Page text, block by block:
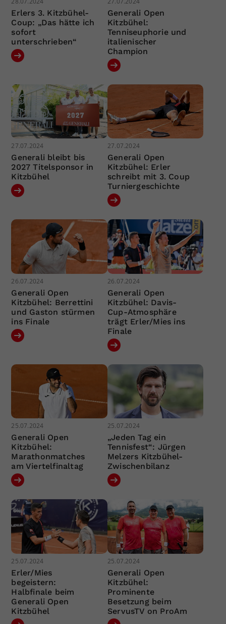
Erlers 3. Kitzbühel-
Coup: „Das hätte ich
sofort
unterschrieben“
Generali Open
Kitzbühel:
Tenniseuphorie und
italienischer
Champion
27.07.2024
Generali bleibt bis
2027 Titelsponsor in
Kitzbühel
27.07.2024
Generali Open
Kitzbühel: Erler
schreibt mit 3. Coup
Turniergeschichte
26.07.2024
Generali Open
Kitzbühel: Berrettini
und Gaston stürmen
ins Finale
26.07.2024
Generali Open
Kitzbühel: Davis-
Cup-Atmosphäre
trägt Erler/Mies ins
Finale
25.07.2024
Generali Open
Kitzbühel:
Marathonmatches
am Viertelfinaltag
25.07.2024
„Jeden Tag ein
Tennisfest“: Jürgen
Melzers Kitzbühel-
Zwischenbilanz
25.07.2024
Erler/Mies
begeistern:
Halbfinale beim
Generali Open
Kitzbühel
25.07.2024
Generali Open
Kitzbühel:
Prominente
Besetzung beim
ServusTV on ProAm